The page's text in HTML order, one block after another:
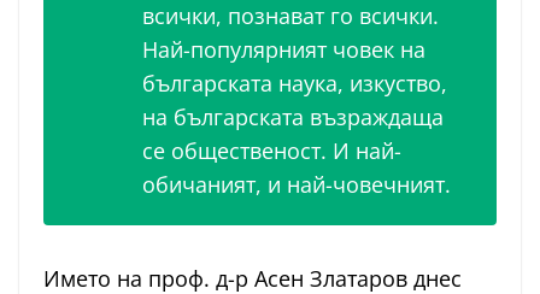
всички, познават го всички.
Най-популярният човек на
българската наука, изкуство,
на българската възраждаща
се общественост. И най-
обичаният, и най-човечният.
Името на проф. д-р Асен Златаров днес